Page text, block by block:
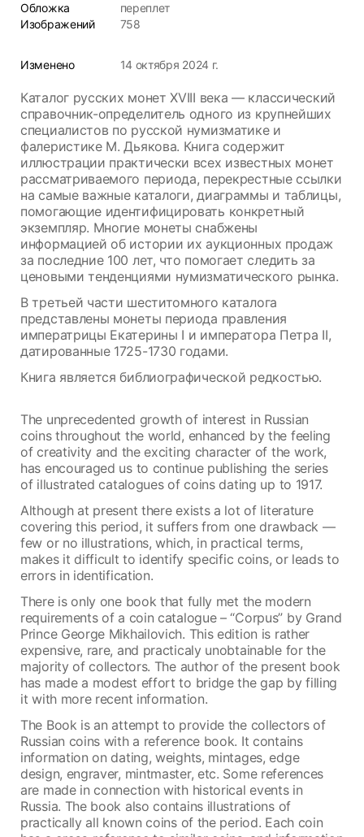
Обложка
переплет
Изображений
758
Изменено 14 октября 2024 г.
Каталог русских монет XVIII века — классический
справочник-определитель одного из крупнейших
специалистов по русской нумизматике и
фалеристике М. Дьякова. Книга содержит
иллюстрации практически всех известных монет
рассматриваемого периода, перекрестные ссылки
на самые важные каталоги, диаграммы и таблицы,
помогающие идентифицировать конкретный
экземпляр. Многие монеты снабжены
информацией об истории их аукционных продаж
за последние 100 лет, что помогает следить за
ценовыми тенденциями нумизматического рынка.
В третьей части шеститомного каталога
представлены монеты периода правления
императрицы Екатерины I и императора Петра II,
датированные 1725-1730 годами.
Книга является библиографической редкостью.
The unprecedented growth of interest in Russian
coins throughout the world, enhanced by the feeling
of creativity and the exciting character of the work,
has encouraged us to continue publishing the series
of illustrated catalogues of coins dating up to 1917.
Although at present there exists a lot of literature
covering this period, it suffers from one drawback —
few or no illustrations, which, in practical terms,
makes it difficult to identify specific coins, or leads to
errors in identification.
There is only one book that fully met the modern
requirements of a coin catalogue – “Corpus” by Grand
Prince George Mikhailovich. This edition is rather
expensive, rare, and practicaly unobtainable for the
majority of collectors. The author of the present book
has made a modest effort to bridge the gap by filling
it with more recent information.
The Book is an attempt to provide the collectors of
Russian coins with a reference book. It contains
information on dating, weights, mintages, edge
design, engraver, mintmaster, etc. Some references
are made in connection with historical events in
Russia. The book also contains illustrations of
practically all known coins of the period. Each coin